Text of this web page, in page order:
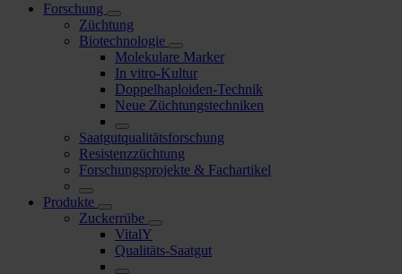
Forschung
Züchtung
Biotechnologie
Molekulare Marker
In vitro-Kultur
Doppelhaploiden-Technik
Neue Züchtungstechniken
Saatgutqualitätsforschung
Resistenzzüchtung
Forschungsprojekte & Fachartikel
Produkte
Zuckerrübe
VitalY
Qualitäts-Saatgut